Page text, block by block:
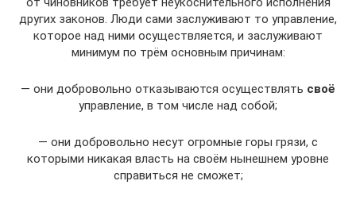
других законов. Люди сами заслуживают то управление,
которое над ними осуществляется, и заслуживают
минимум по трём основным причинам:
— они добровольно отказываются осуществлять своё
управление, в том числе над собой;
— они добровольно несут огромные горы грязи, с
которыми никакая власть на своём нынешнем уровне
справиться не сможет;